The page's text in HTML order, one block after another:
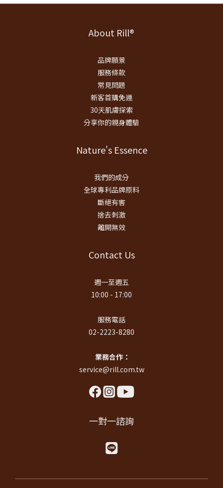
About Rill®
品牌願景
服務條款
常見問題
新客首購免運
30天肌膚探索
分享你的親身體驗
Nature's Essence
我們的成分
全球專利品牌原料
斷絕有害
捨去刺激
離開無效
Contact Us
週一至週五
10:00 - 17:00
服務電話
02-2223-8280
業務合作：
service@rill.com.tw
一對一諮詢